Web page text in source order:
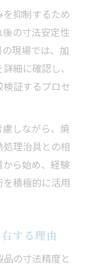
抑制するため
の寸法安定性
現場では、加
細に確認し、
証するプロセ
しながら、焼
理治具との相
ら始め、経験
積極的に活用
する理由
の寸法精度と